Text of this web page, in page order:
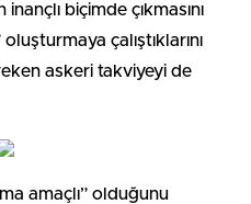
biçimde çıkmasını
çalıştıklarını
askeri takviyeyi de
amaçlı” olduğunu